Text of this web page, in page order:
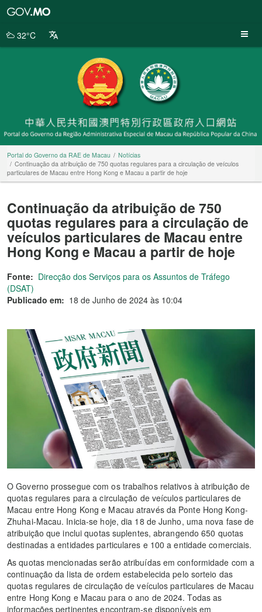
da
32°C
Portal do Governo da RAE de Macau
Notícias
Continuação da atribuição de 750 quotas regulares para a circulação de veículos
particulares de Macau entre Hong Kong e Macau a partir de hoje
Continuação da atribuição de 750
quotas regulares para a circulação de
veículos particulares de Macau entre
Hong Kong e Macau a partir de hoje
Fonte: Direcção dos Serviços para os Assuntos de Tráfego
(DSAT)
Publicado em: 18 de Junho de 2024 às 10:04
O Governo prossegue com os trabalhos relativos à atribuição de
quotas regulares para a circulação de veículos particulares de
Macau entre Hong Kong e Macau através da Ponte Hong Kong-
Zhuhai-Macau. Inicia-se hoje, dia 18 de Junho, uma nova fase de
atribuição que inclui quotas suplentes, abrangendo 650 quotas
destinadas a entidades particulares e 100 a entidade comerciais.
As quotas mencionadas serão atribuídas em conformidade com a
continuação da lista de ordem estabelecida pelo sorteio das
quotas regulares de circulação de veículos particulares de Macau
entre Hong Kong e Macau para o ano de 2024. Todas as
informações pertinentes encontram-se disponíveis em